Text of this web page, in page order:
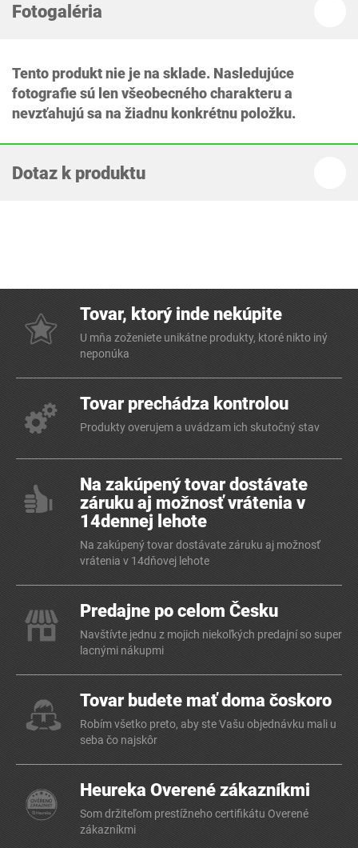
Fotogaléria
Tento produkt nie je na sklade. Nasledujúce
fotografie sú len všeobecného charakteru a
nevzťahujú sa na žiadnu konkrétnu položku.
Dotaz k produktu
Tovar, ktorý inde nekúpite
U mňa zoženiete unikátne produkty, ktoré nikto iný
neponúka
Tovar prechádza kontrolou
Produkty overujem a uvádzam ich skutočný stav
Na zakúpený tovar dostávate
záruku aj možnosť vrátenia v
14dennej lehote
Na zakúpený tovar dostávate záruku aj možnosť
vrátenia v 14dňovej lehote
Predajne po celom Česku
Navštívte jednu z mojich niekoľkých predajní so super
lacnými nákupmi
Tovar budete mať doma čoskoro
Robím všetko preto, aby ste Vašu objednávku mali u
seba čo najskôr
Heureka Overené zákazníkmi
Som držiteľom prestížneho certifikátu Overené
zákazníkmi